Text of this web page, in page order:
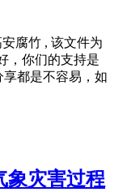
腐竹 , 该文件为
，你们的支持是
都是不容易，如
象灾害过程